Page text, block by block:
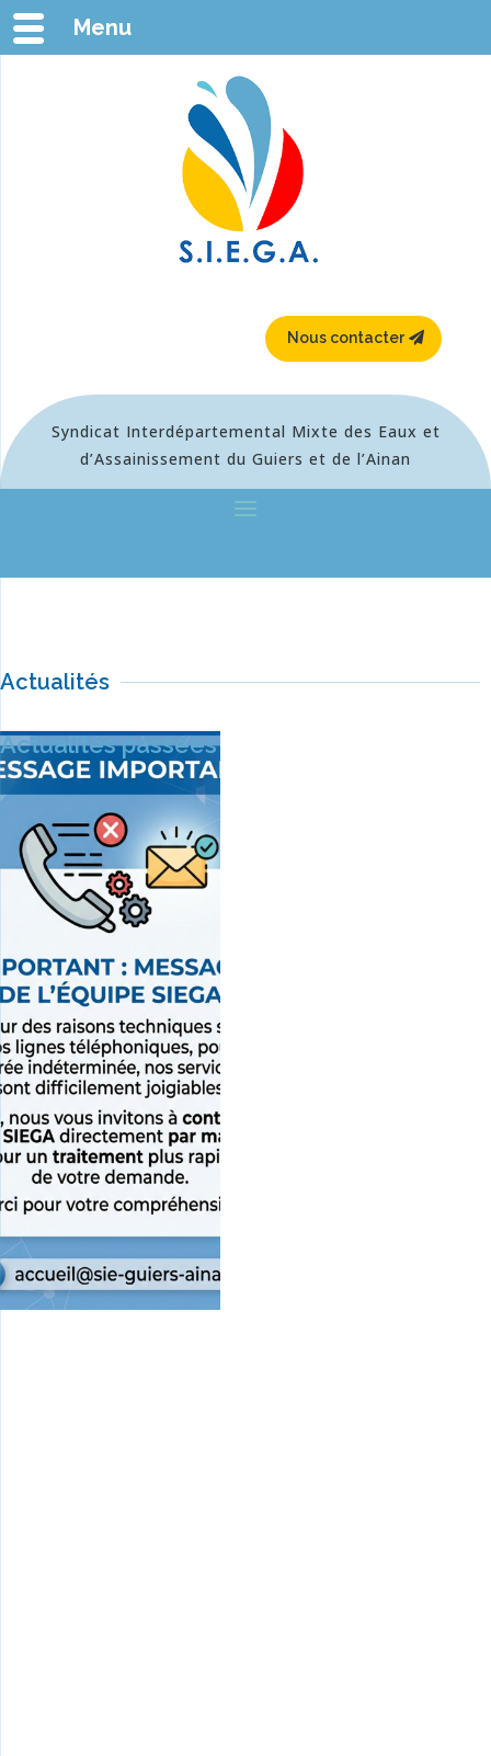
Nous contacter
Syndicat Interdépartemental Mixte des Eaux et
d’Assainissement du Guiers et de l’Ainan
Actualités
Actualités passées
Menu